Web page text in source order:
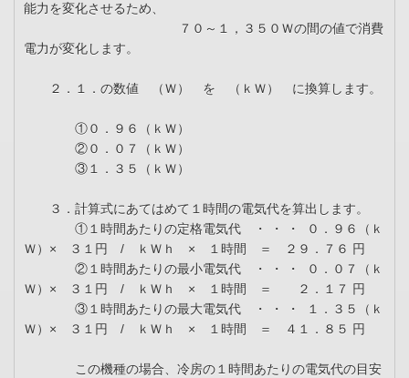
能力を変化させるため、
７０～１，３５０Ｗの間の値で消費
電力が変化します。
２．１．の数値 （Ｗ） を （ｋＷ） に換算します。
①０．９６（ｋＷ）
②０．０７（ｋＷ）
③１．３５（ｋＷ）
３．計算式にあてはめて１時間の電気代を算出します。
①１時間あたりの定格電気代 ・ ・ ・ ０．９６（ｋ
Ｗ）× ３１円 / ｋＷｈ × １時間 ＝ ２９．７６ 円
②１時間あたりの最小電気代 ・ ・ ・ ０．０７（ｋ
Ｗ）× ３１円 / ｋＷｈ × １時間 ＝ ２．１７ 円
③１時間あたりの最大電気代 ・ ・ ・ １．３５（ｋ
Ｗ）× ３１円 / ｋＷｈ × １時間 ＝ ４１．８５ 円
この機種の場合、冷房の１時間あたりの電気代の目安